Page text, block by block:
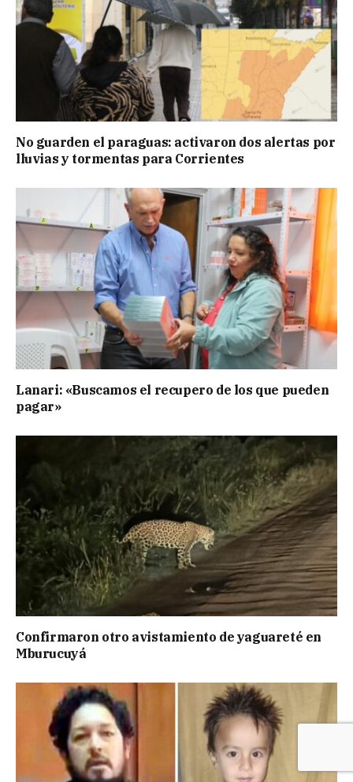
No guarden el paraguas: activaron dos alertas por
lluvias y tormentas para Corrientes
Lanari: «Buscamos el recupero de los que pueden
pagar»
Confirmaron otro avistamiento de yaguareté en
Mburucuyá